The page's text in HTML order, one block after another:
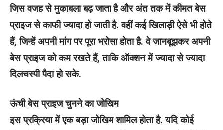
जिस वजह से मुकाबला बढ़ जाता है और अंत तक में कीमत बेस
प्राइज से काफी ज्यादा हो जाती है. वहीं कई खिलाड़ी ऐसे भी होते
हैं, जिन्हें अपनी मांग पर पूरा भरोसा होता है. वे जानबूझकर अपनी
बेस प्राइज को कम रखते हैं, ताकि ऑक्शन में ज्यादा से ज्यादा
दिलचस्पी पैदा हो सके.
ऊंची बेस प्राइज चुनने का जोखिम
इस प्रक्रिया में एक बड़ा जोखिम शामिल होता है. यदि कोई